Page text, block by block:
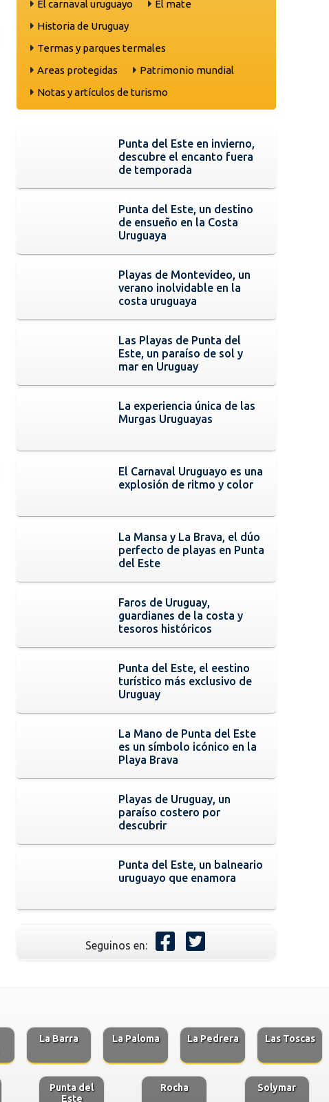
El carnaval uruguayo
El mate
Historia de Uruguay
Termas y parques termales
Areas protegidas
Patrimonio mundial
Notas y artículos de turismo
Punta del Este en invierno,
descubre el encanto fuera
de temporada
Punta del Este, un destino
de ensueño en la Costa
Uruguaya
Playas de Montevideo, un
verano inolvidable en la
costa uruguaya
Las Playas de Punta del
Este, un paraíso de sol y
mar en Uruguay
La experiencia única de las
Murgas Uruguayas
El Carnaval Uruguayo es una
explosión de ritmo y color
La Mansa y La Brava, el dúo
perfecto de playas en Punta
del Este
Faros de Uruguay,
guardianes de la costa y
tesoros históricos
Punta del Este, el eestino
turístico más exclusivo de
Uruguay
La Mano de Punta del Este
es un símbolo icónico en la
Playa Brava
Playas de Uruguay, un
paraíso costero por
descubrir
Punta del Este, un balneario
uruguayo que enamora
Seguinos en:
La Barra La Paloma La Pedrera Las Toscas
Punta del
Este
Rocha Solymar